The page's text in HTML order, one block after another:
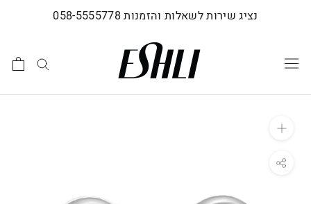
נציג שירות לשאלות והזמנות 058-5555778